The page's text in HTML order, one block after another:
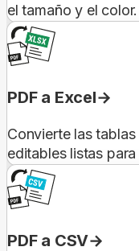
el tamaño y el color.
PDF a Excel
Convierte las
editables listas
PDF a CSV